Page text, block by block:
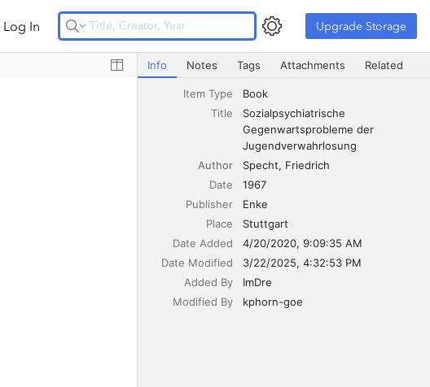
Log In Upgrade Storage Upgrade Storage
Sozialpsychiatrische Gegenwartsprobleme der
Info Notes Tags Attachments Related
Item Type
Book
Title
Sozialpsychiatrische
Gegenwartsprobleme der
Jugendverwahrlosung
Author
Specht
Friedrich
Date
1967
Publisher
Enke
Place
Stuttgart
Date Added
4/20/2020, 9:09:35 AM
Date Modified
3/22/2025, 4:32:53 PM
Added By
ImDre
Modified By
kphorn-goe